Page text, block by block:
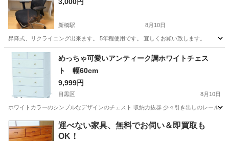
新橋駅 8月10日
昇降式、リクライニング出来ます。 5年程使用です。 宜しくお願い致します。
東京 港区 新橋駅 椅子
めっちゃ可愛いアンティーク調ホワイトチェス
ト 幅60cm
9,999円
目黒区 8月10日
ホワイトカラーのシンプルなデザインのチェスト 収納力抜群 少々引き出しのレールが
東京 目黒区 収納家具 ホワイトチェスト
運べない家具、無料でお伺い＆即買取も
OK！